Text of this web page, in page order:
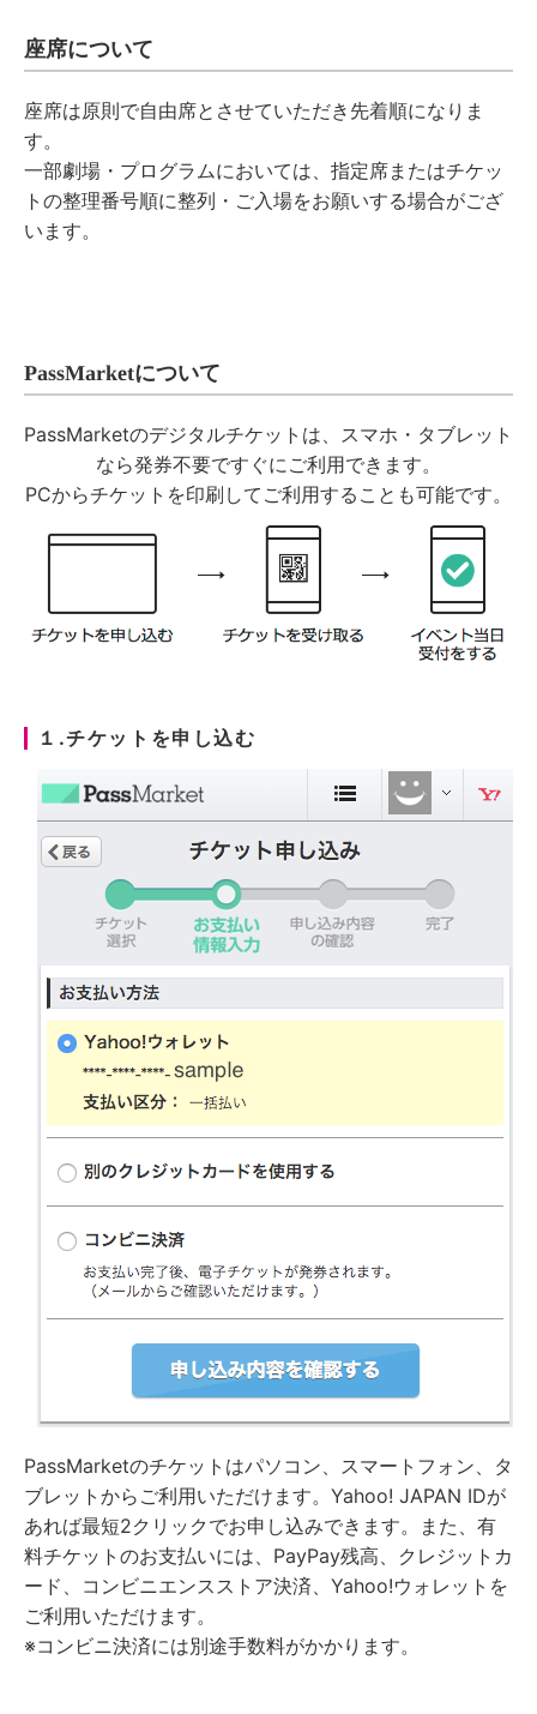
座席について
座席は原則で自由席とさせていただき先着順になりま
す。
一部劇場・プログラムにおいては、指定席またはチケッ
トの整理番号順に整列・ご入場をお願いする場合がござ
います。
PassMarketについて
PassMarketのデジタルチケットは、スマホ・タブレット
なら発券不要ですぐにご利用できます。
PCからチケットを印刷してご利用することも可能です。
１.チケットを申し込む
PassMarketのチケットはパソコン、スマートフォン、タ
ブレットからご利用いただけます。Yahoo! JAPAN IDが
あれば最短2クリックでお申し込みできます。また、有
料チケットのお支払いには、PayPay残高、クレジットカ
ード、コンビニエンスストア決済、Yahoo!ウォレットを
ご利用いただけます。
※コンビニ決済には別途手数料がかかります。